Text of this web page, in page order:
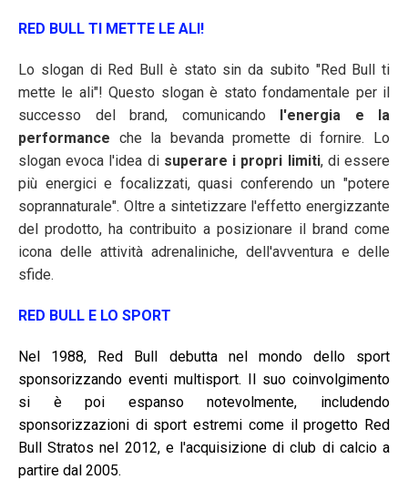
RED BULL TI METTE LE ALI!
Lo slogan di Red Bull è stato sin da subito "Red Bull ti
mette le ali"! Questo slogan è stato fondamentale per il
successo del brand, comunicando l'energia e la
performance che la bevanda promette di fornire. Lo
slogan evoca l'idea di superare i propri limiti, di essere
più energici e focalizzati, quasi conferendo un "potere
soprannaturale". Oltre a sintetizzare l'effetto energizzante
del prodotto, ha contribuito a posizionare il brand come
icona delle attività adrenaliniche, dell'avventura e delle
sfide.
RED BULL E LO SPORT
Nel 1988, Red Bull debutta nel mondo dello sport
sponsorizzando eventi multisport. Il suo coinvolgimento
si è poi espanso notevolmente, includendo
sponsorizzazioni di sport estremi come il progetto Red
Bull Stratos nel 2012, e l'acquisizione di club di calcio a
partire dal 2005.